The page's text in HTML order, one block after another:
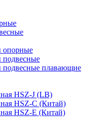
опорные
подвесные
подвесные плавающие
HSZ-J (LB)
HSZ-C (Китай)
HSZ-E (Китай)